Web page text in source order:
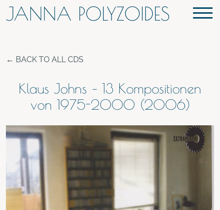
JANNA POLYZOIDES
BACK TO ALL CDS
Klaus Johns – 13 Kompositionen
von 1975-2000 (2006)